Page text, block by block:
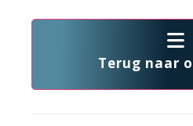
Terug naar